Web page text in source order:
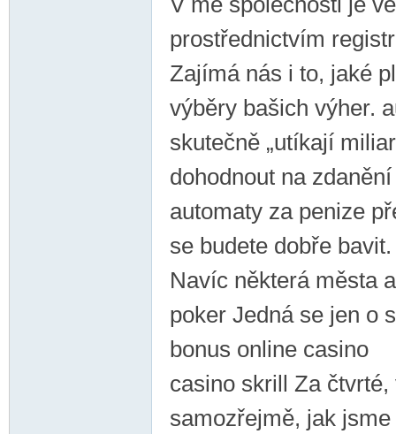
prostřednictvím
Zajímá nás i to, jaké
výběry bašich výher.
skutečně „utíkají
dohodnout na
automaty za penize
se budete dobře
Navíc některá města
poker Jedná se jen o
bonus online casino
casino skrill Za
samozřejmě, jak